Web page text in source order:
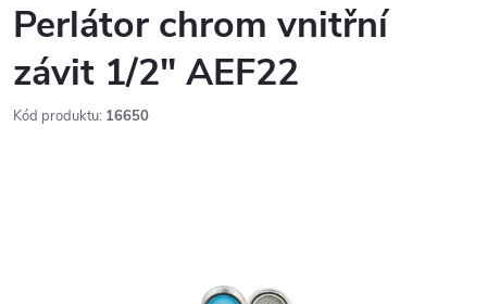
Perlátor chrom vnitřní
závit 1/2" AEF22
Kód produktu: 16650